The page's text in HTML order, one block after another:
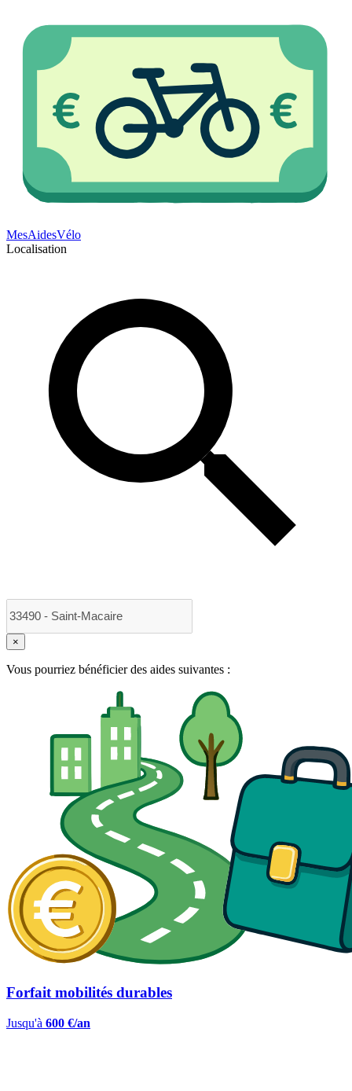
MesAidesVélo
Localisation
×
Vous pourriez bénéficier des aides suivantes :
Forfait mobilités durables
Jusqu'à 600 €/an